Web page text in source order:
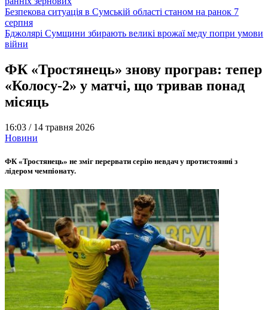
Безпекова ситуація в Сумській області станом на ранок 7
серпня
Бджолярі Сумщини збирають великі врожаї меду попри умови
війни
ФК «Тростянець» знову програв: тепер
«Колосу-2» у матчі, що тривав понад
місяць
16:03 / 14 травня 2026
Новини
ФК «Тростянець» не зміг перервати серію невдач у протистоянні з
лідером чемпіонату.